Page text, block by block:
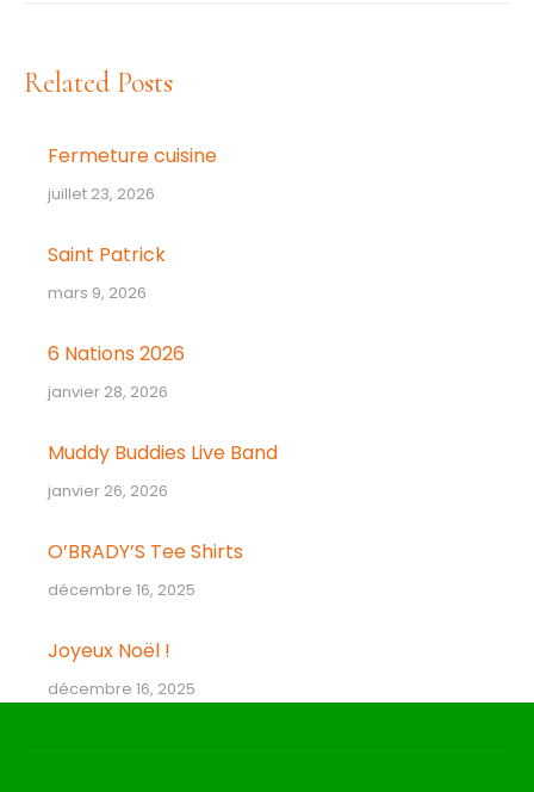
Related Posts
Fermeture cuisine
juillet 23, 2026
Saint Patrick
mars 9, 2026
6 Nations 2026
janvier 28, 2026
Muddy Buddies Live Band
janvier 26, 2026
O’BRADY’S Tee Shirts
décembre 16, 2025
Joyeux Noël !
décembre 16, 2025